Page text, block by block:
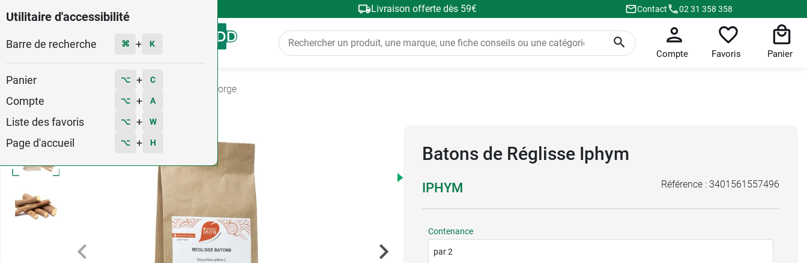
Utilitaire d'accessibilité
Barre de recherche ⌘ + K
Panier ⌥ + C
Compte ⌥ + A
Liste des favoris ⌥ + W
Page d'accueil ⌥ + H
Livraison offerte dès 59€ Contact 02 31 358 358
Menu
Compte Favoris Panier
Mal de gorge
Batons de Réglisse Iphym
IPHYM Référence : 3401561557496
Contenance
par 2